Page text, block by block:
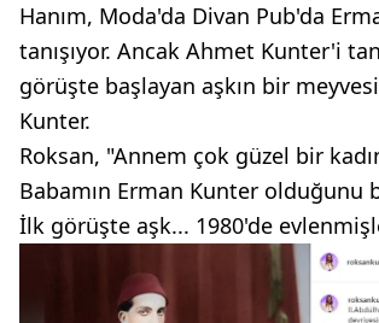
Hanım, Moda'da Divan Pub'da
tanışıyor. Ancak Ahmet Kunter'i
görüşte başlayan aşkın bir
Kunter.
Roksan, "Annem çok güzel bir
Babamın Erman Kunter olduğunu
İlk görüşte aşk... 1980'de